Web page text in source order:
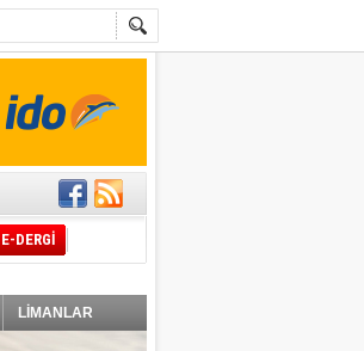
E-DERGİ
LİMANLAR